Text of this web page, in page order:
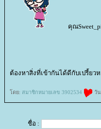
คุณ
ต้องหาสิ่งที่เข้ากันได้ดีกับเปรี้ยว
ดย: สมาชิกหมายเลข 3902534 วัน
ชื่อ :